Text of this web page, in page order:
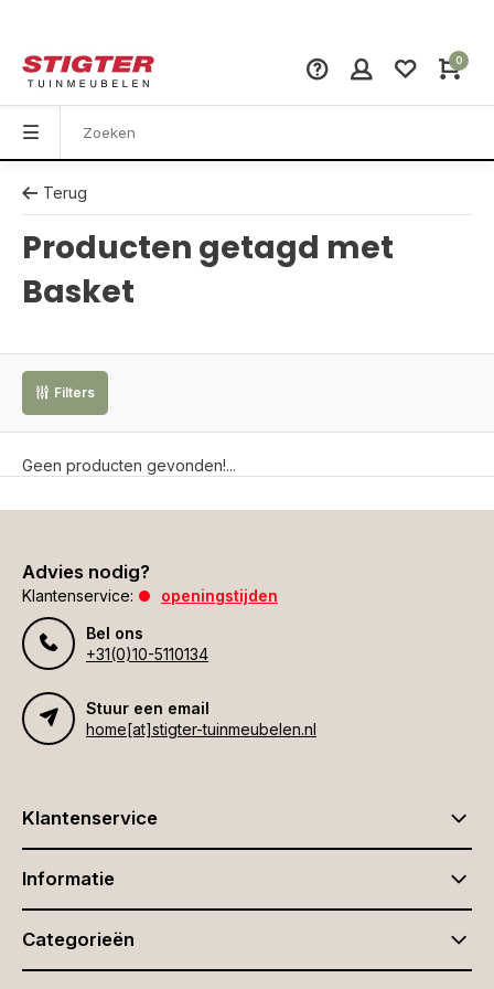
0
Terug
Producten getagd met
Basket
Filters
Geen producten gevonden!...
Advies nodig?
Klantenservice:
openingstijden
Bel ons
+31(0)10-5110134
Stuur een email
home[at]stigter-tuinmeubelen.nl
Klantenservice
Informatie
Categorieën